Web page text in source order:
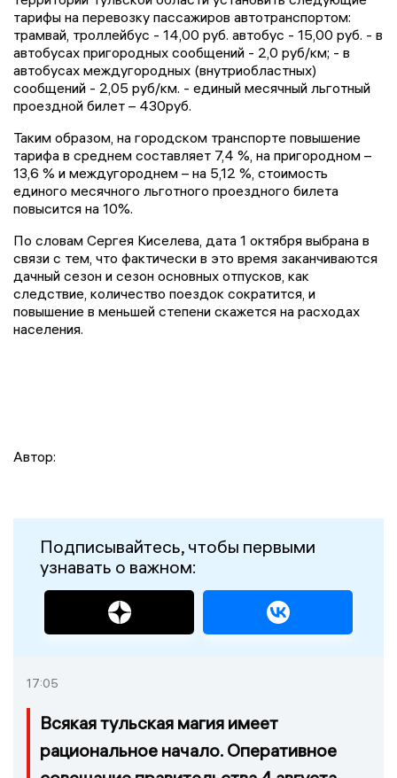
тарифы на перевозку пассажиров автотранспортом:
трамвай, троллейбус - 14,00 руб. автобус - 15,00 руб. - в
автобусах пригородных сообщений - 2,0 руб/км; - в
автобусах междугородных (внутриобластных)
сообщений - 2,05 руб/км. - единый месячный льготный
проездной билет – 430руб.
Таким образом, на городском транспорте повышение
тарифа в среднем составляет 7,4 %, на пригородном –
13,6 % и междугороднем – на 5,12 %, стоимость
единого месячного льготного проездного билета
повысится на 10%.
По словам Сергея Киселева, дата 1 октября выбрана в
связи с тем, что фактически в это время заканчиваются
дачный сезон и сезон основных отпусков, как
следствие, количество поездок сократится, и
повышение в меньшей степени скажется на расходах
населения.
Автор:
Подписывайтесь, чтобы первыми
узнавать о важном:
17:05
Всякая тульская магия имеет
рациональное начало. Оперативное